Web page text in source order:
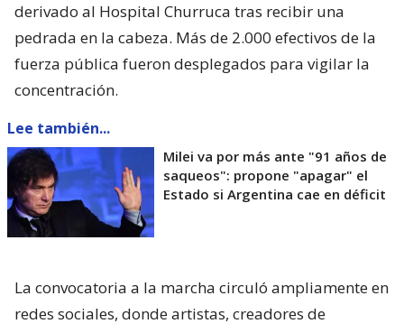
derivado al Hospital Churruca tras recibir una
pedrada en la cabeza. Más de 2.000 efectivos de la
fuerza pública fueron desplegados para vigilar la
concentración.
Lee también...
Milei va por más ante "91 años de
saqueos": propone "apagar" el
Estado si Argentina cae en déficit
La convocatoria a la marcha circuló ampliamente en
redes sociales, donde artistas, creadores de